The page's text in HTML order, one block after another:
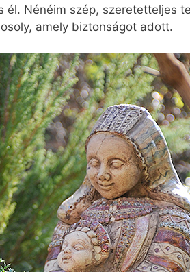
él. Nénéim szép, szeretetteljes
amely biztonságot adott.